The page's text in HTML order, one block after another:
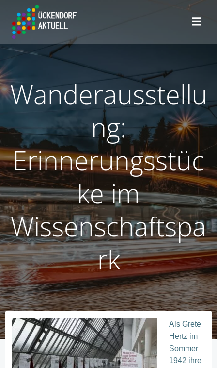
Wanderausstellu
ng:
Erinnerungsstüc
ke im
Wissenschaftspa
rk
Als Grete
Hertz im
Sommer
1942 ihre